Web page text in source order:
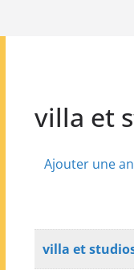
villa et
Ajouter une
villa et